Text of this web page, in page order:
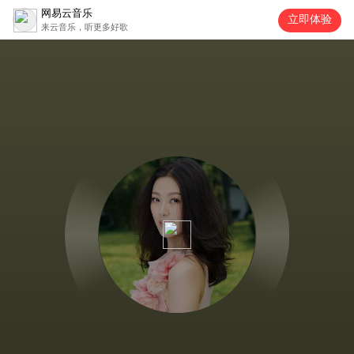
网易云音乐
来云音乐，听更多好歌
立即体验